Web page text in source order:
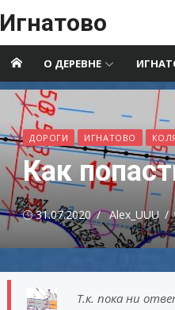
Игнатово
О ДЕРЕВНЕ
ДОРОГИ ИГНАТОВО
Как
Опубликовано
31.07.2020 Автор
Alex_UUU
Т.к. пока ни